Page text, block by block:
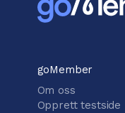
goMember
Om oss
Opprett testside